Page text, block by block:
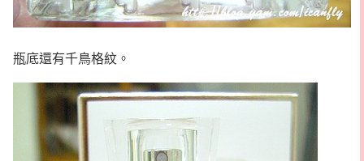
瓶底還有千鳥格紋。